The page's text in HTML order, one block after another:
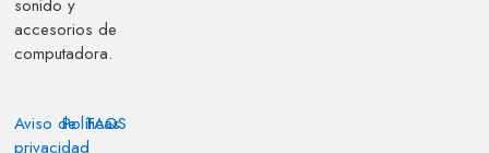
sonido y
accesorios de
computadora.
Aviso de
privacidad
Políticas
FAQS